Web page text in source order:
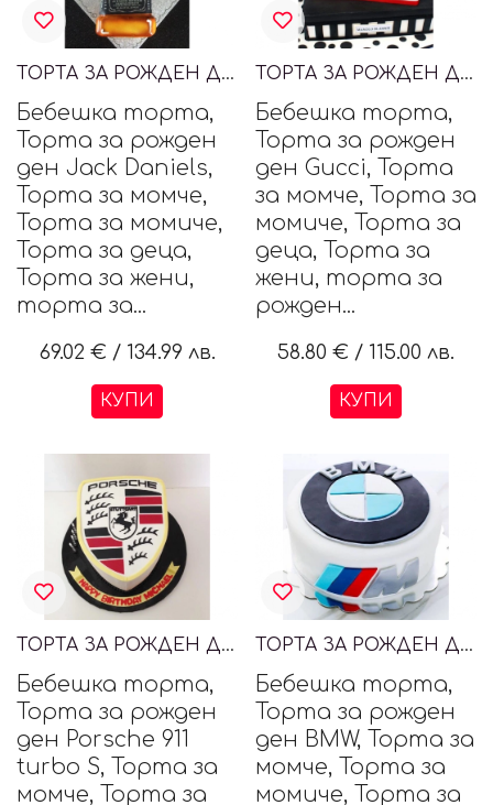
ТОРТА ЗА РОЖДЕН ДЕН JACK DANIELS
Бебешка торта,
Торта за рожден
ден Jack Daniels,
Торта за момче,
Торта за момиче,
Торта за деца,
Торта за жени,
торта за...
69.02 € / 134.99 лв.
КУПИ
ТОРТА ЗА РОЖДЕН ДЕН GUCCI
Бебешка торта,
Торта за рожден
ден Gucci, Торта
за момче, Торта за
момиче, Торта за
деца, Торта за
жени, торта за
рожден...
58.80 € / 115.00 лв.
КУПИ
ТОРТА ЗА РОЖДЕН ДЕН PORSCHE
Бебешка торта,
Торта за рожден
ден Porsche 911
turbo S, Торта за
момче, Торта за
ТОРТА ЗА РОЖДЕН ДЕН BMW ///M
Бебешка торта,
Торта за рожден
ден BMW, Торта за
момче, Торта за
момиче, Торта за